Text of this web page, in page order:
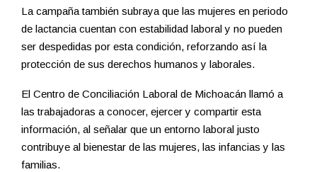
La campaña también subraya que las mujeres en periodo
de lactancia cuentan con estabilidad laboral y no pueden
ser despedidas por esta condición, reforzando así la
protección de sus derechos humanos y laborales.
El Centro de Conciliación Laboral de Michoacán llamó a
las trabajadoras a conocer, ejercer y compartir esta
información, al señalar que un entorno laboral justo
contribuye al bienestar de las mujeres, las infancias y las
familias.